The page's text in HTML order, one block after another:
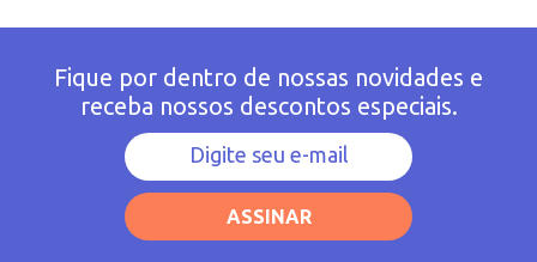
Fique por dentro de nossas novidades e
receba nossos descontos especiais.
ASSINAR